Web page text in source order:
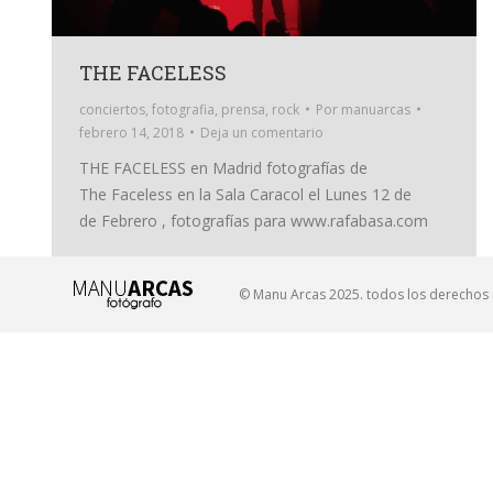
THE FACELESS
conciertos, fotografia, prensa, rock Por manuarcas
febrero 14, 2018
Deja un comentario
THE FACELESS en Madrid fotografías de
The Faceless en la Sala Caracol el Lunes 12 de
de Febrero , fotografías para www.rafabasa.com
© Manu Arcas 2025. todos los